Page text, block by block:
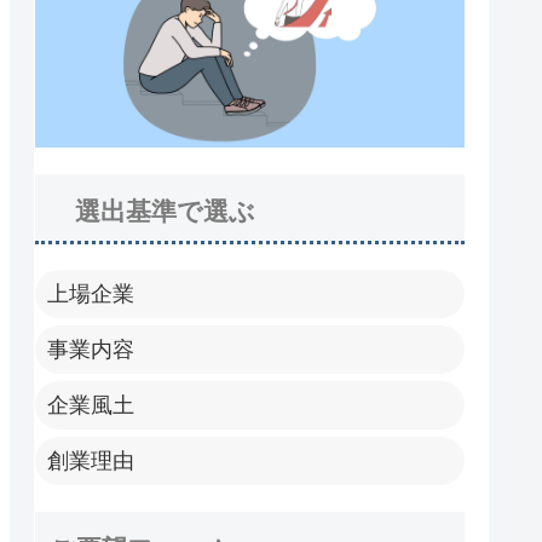
選出基準で選ぶ
上場企業
事業内容
企業風土
創業理由